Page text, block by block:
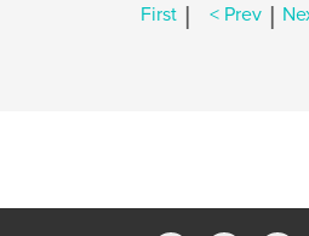
First | < Prev |